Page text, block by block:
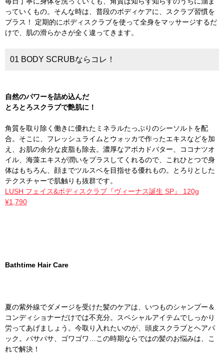
っていくもの。そんな時は、普段のボディケアに、スクラブ習慣を
プラス！ 定期的にボディスクラブを使って全身をマッサージするだ
けで、肌の滑らかさが全く違ってきます。
01 BODY SCRUBならコレ！
自然のパワーを詰め込んだ
とろとろスクラブで艶肌に！
角質を取り除く働きに優れたミネラルたっぷりのシーソルトを配
合。そこに、フレッシュライムとウォッカで作ったエキスなどを加
え、お肌の余分な皮脂も除去。濃厚なアボカドバター、ココナツオ
イル、海藻エキスが潤いをプラスしてくれるので、これひとつで身
体はもちろん、顔までツルスベを目指せる優れもの。とろりとした
テクスチャーで肌触りも抜群です。
LUSH フェイス&ボディスクラブ『ヴィーナス誕生 SP』 120g
¥1,790
Bathtime Hair Care
夏の紫外線でダメージを受けた髪のケアは、いつものシャンプー＆
コンディショナーだけでは不充分。スペシャルアイテムでしっかり
労ってあげましょう。今取り入れたいのが、頭皮スクラブとヘアパ
ック。パサパサ、ゴワゴワ…この時期ならではの髪のお悩みは、こ
れで解決！